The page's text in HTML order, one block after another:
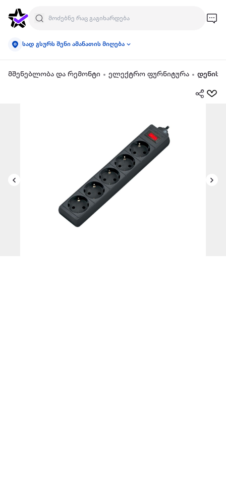
სად გსურს შენი ამანათის მიღება
მშენებლობა და რემონტი ელექტრო ფურნიტურა დენის